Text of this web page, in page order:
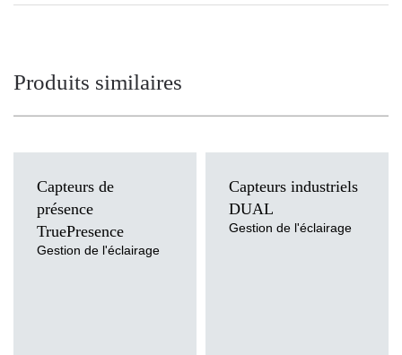
Produits similaires
Capteurs de
présence
TruePresence
Gestion de l'éclairage
Capteurs industriels
DUAL
Gestion de l'éclairage